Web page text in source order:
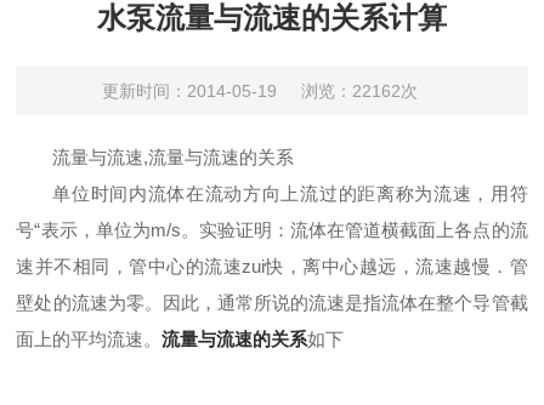
水泵流量与流速的关系计算
更新时间：2014-05-19 浏览：22162次
流量与流速,流量与流速的关系
单位时间内流体在流动方向上流过的距离称为流速，用符
号“表示，单位为m/s。实验证明：流体在管道横截面上各点的流
速并不相同，管中心的流速zui快，离中心越远，流速越慢．管
壁处的流速为零。因此，通常所说的流速是指流体在整个导管截
面上的平均流速。流量与流速的关系如下